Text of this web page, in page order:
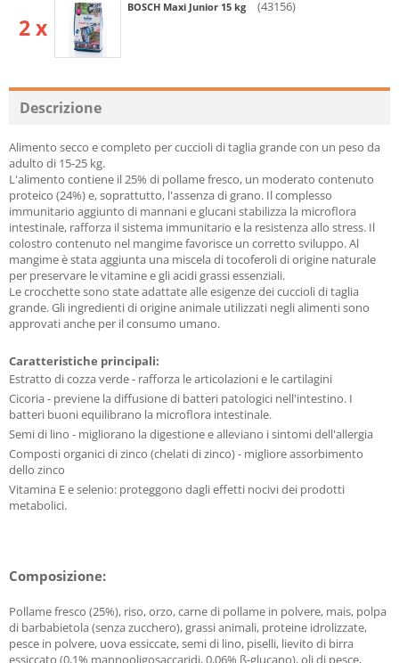
2 x
BOSCH Maxi Junior 15 kg (43156)
Descrizione
Alimento secco e completo per cuccioli di taglia grande con un peso da
adulto di 15-25 kg.
L'alimento contiene il 25% di pollame fresco, un moderato contenuto
proteico (24%) e, soprattutto, l'assenza di grano. Il complesso
immunitario aggiunto di mannani e glucani stabilizza la microflora
intestinale, rafforza il sistema immunitario e la resistenza allo stress. Il
colostro contenuto nel mangime favorisce un corretto sviluppo. Al
mangime è stata aggiunta una miscela di tocoferoli di origine naturale
per preservare le vitamine e gli acidi grassi essenziali.
Le crocchette sono state adattate alle esigenze dei cuccioli di taglia
grande. Gli ingredienti di origine animale utilizzati negli alimenti sono
approvati anche per il consumo umano.
Caratteristiche principali:
Estratto di cozza verde - rafforza le articolazioni e le cartilagini
Cicoria - previene la diffusione di batteri patologici nell'intestino. I
batteri buoni equilibrano la microflora intestinale.
Semi di lino - migliorano la digestione e alleviano i sintomi dell'allergia
Composti organici di zinco (chelati di zinco) - migliore assorbimento
dello zinco
Vitamina E e selenio: proteggono dagli effetti nocivi dei prodotti
metabolici.
Composizione:
Pollame fresco (25%), riso, orzo, carne di pollame in polvere, mais, polpa
di barbabietola (senza zucchero), grassi animali, proteine idrolizzate,
pesce in polvere, uova essiccate, semi di lino, piselli, lievito di birra
essiccato (0,1% mannooligosaccaridi, 0,06% ß-glucano), oli di pesce,